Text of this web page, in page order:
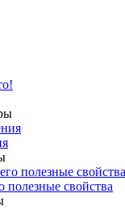
полезные свойства